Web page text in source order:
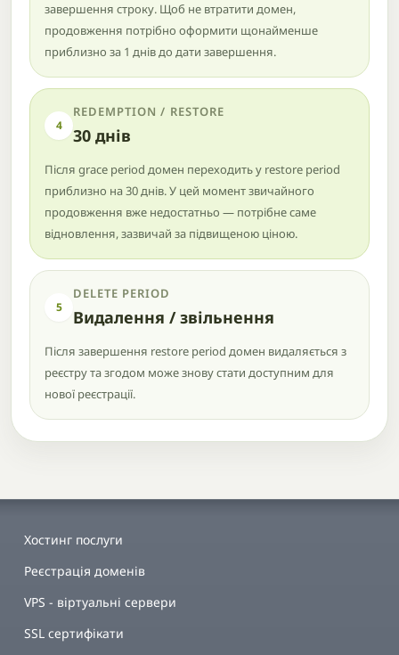
завершення строку. Щоб не втратити домен,
продовження потрібно оформити щонайменше
приблизно за 1 днів до дати завершення.
4
REDEMPTION / RESTORE
30 днів
Після grace period домен переходить у restore period
приблизно на 30 днів. У цей момент звичайного
продовження вже недостатньо — потрібне саме
відновлення, зазвичай за підвищеною ціною.
5
DELETE PERIOD
Видалення / звільнення
Після завершення restore period домен видаляється з
реєстру та згодом може знову стати доступним для
нової реєстрації.
Хостинг послуги
Реєстрація доменів
VPS - віртуальні сервери
SSL сертифікати